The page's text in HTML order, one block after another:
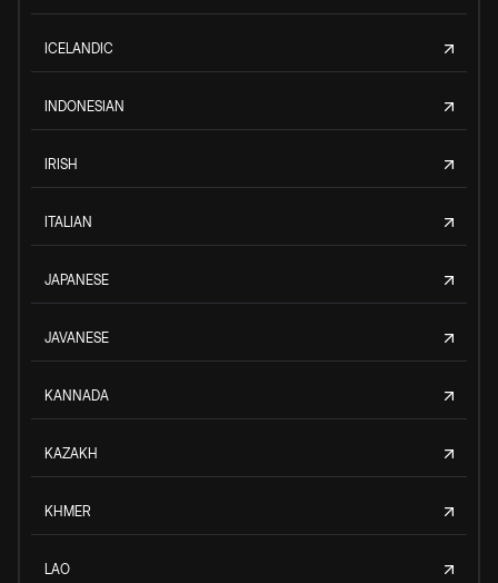
ICELANDIC
INDONESIAN
IRISH
ITALIAN
JAPANESE
JAVANESE
KANNADA
KAZAKH
KHMER
LAO